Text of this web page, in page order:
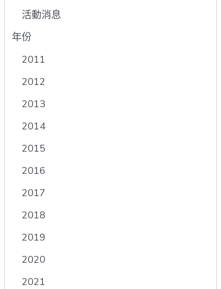
活動消息
年份
2011
2012
2013
2014
2015
2016
2017
2018
2019
2020
2021